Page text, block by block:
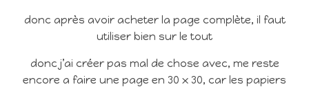
donc après avoir acheter la page complète, il faut
utiliser bien sur le tout
donc j’ai créer pas mal de chose avec, me reste
encore a faire une page en 30 x 30, car les papiers